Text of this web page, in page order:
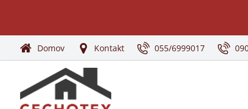
Domov
Kontakt 055/6999017